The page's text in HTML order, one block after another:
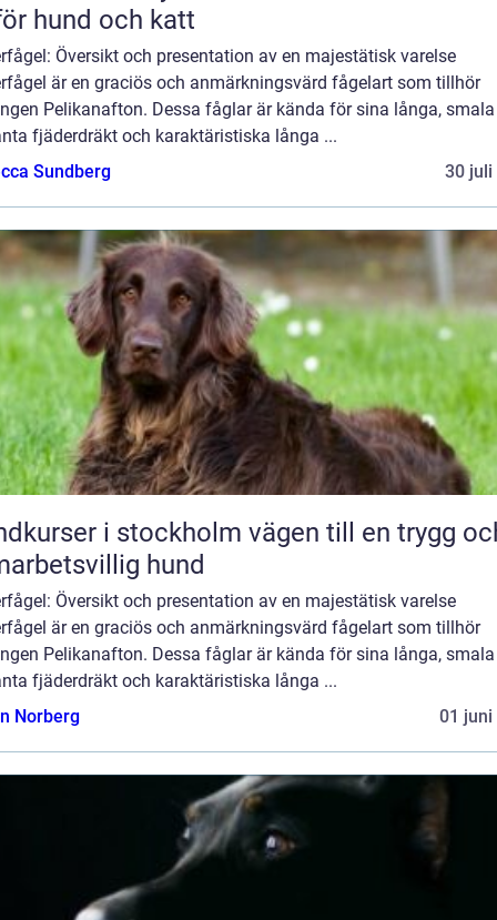
hund och katt
Översikt och presentation av en majestätisk varelse
är en graciös och anmärkningsvärd fågelart som tillhör
Pelikanafton. Dessa fåglar är kända för sina långa, smala
fjäderdräkt och karaktäristiska långa ...
Sundberg
30 juli
i stockholm vägen till en trygg och
hund
Översikt och presentation av en majestätisk varelse
är en graciös och anmärkningsvärd fågelart som tillhör
Pelikanafton. Dessa fåglar är kända för sina långa, smala
fjäderdräkt och karaktäristiska långa ...
Norberg
01 juni